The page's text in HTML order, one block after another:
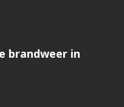
brandweer in